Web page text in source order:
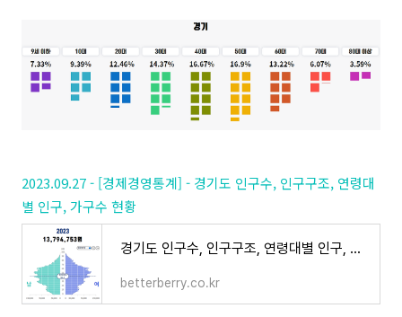
2023.09.27 - [경제경영통계] - 경기도 인구수, 인구구조, 연령대
별 인구, 가구수 현황
경기도 인구수, 인구구조, 연령대별 인구, 가구수 현황
betterberry.co.kr